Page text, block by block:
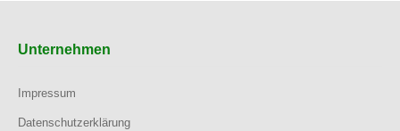
Unternehmen
Impressum
Datenschutzerklärung